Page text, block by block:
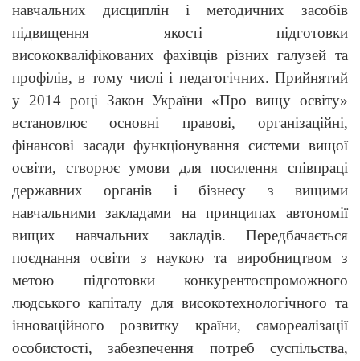
навчальних дисциплін і методичних засобів
підвищення якості підготовки
висококваліфікованих фахівців різних галузей та
профілів, в тому числі і педагогічних. Прийнятий
у 2014 році Закон України «Про вищу освіту»
встановлює основні правові, організаційні,
фінансові засади функціонування системи вищої
освіти, створює умови для посилення співпраці
державних органів і бізнесу з вищими
навчальними закладами на принципах автономії
вищих навчальних закладів. Передбачається
поєднання освіти з наукою та виробництвом з
метою підготовки конкурентоспроможного
людського капіталу для високотехнологічного та
інноваційного розвитку країни, самореалізації
особистості, забезпечення потреб суспільства,